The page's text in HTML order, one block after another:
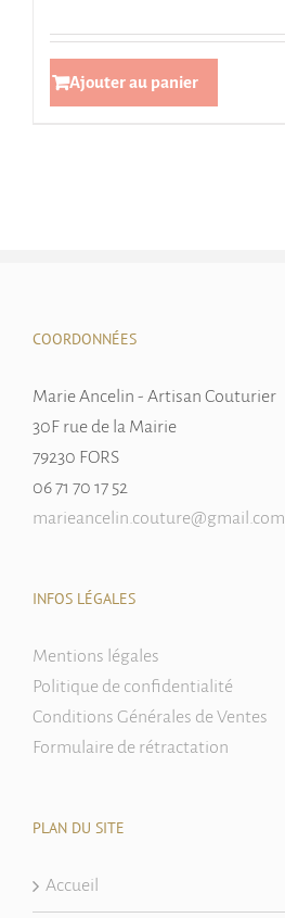
Ajouter au panier
COORDONNÉES
Marie Ancelin - Artisan Couturier
30F rue de la Mairie
79230 FORS
06 71 70 17 52
marieancelin.couture@gmail.com
INFOS LÉGALES
Mentions légales
Politique de confidentialité
Conditions Générales de Ventes
Formulaire de rétractation
PLAN DU SITE
Accueil